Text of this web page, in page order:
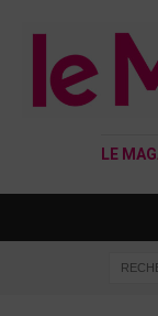
LE